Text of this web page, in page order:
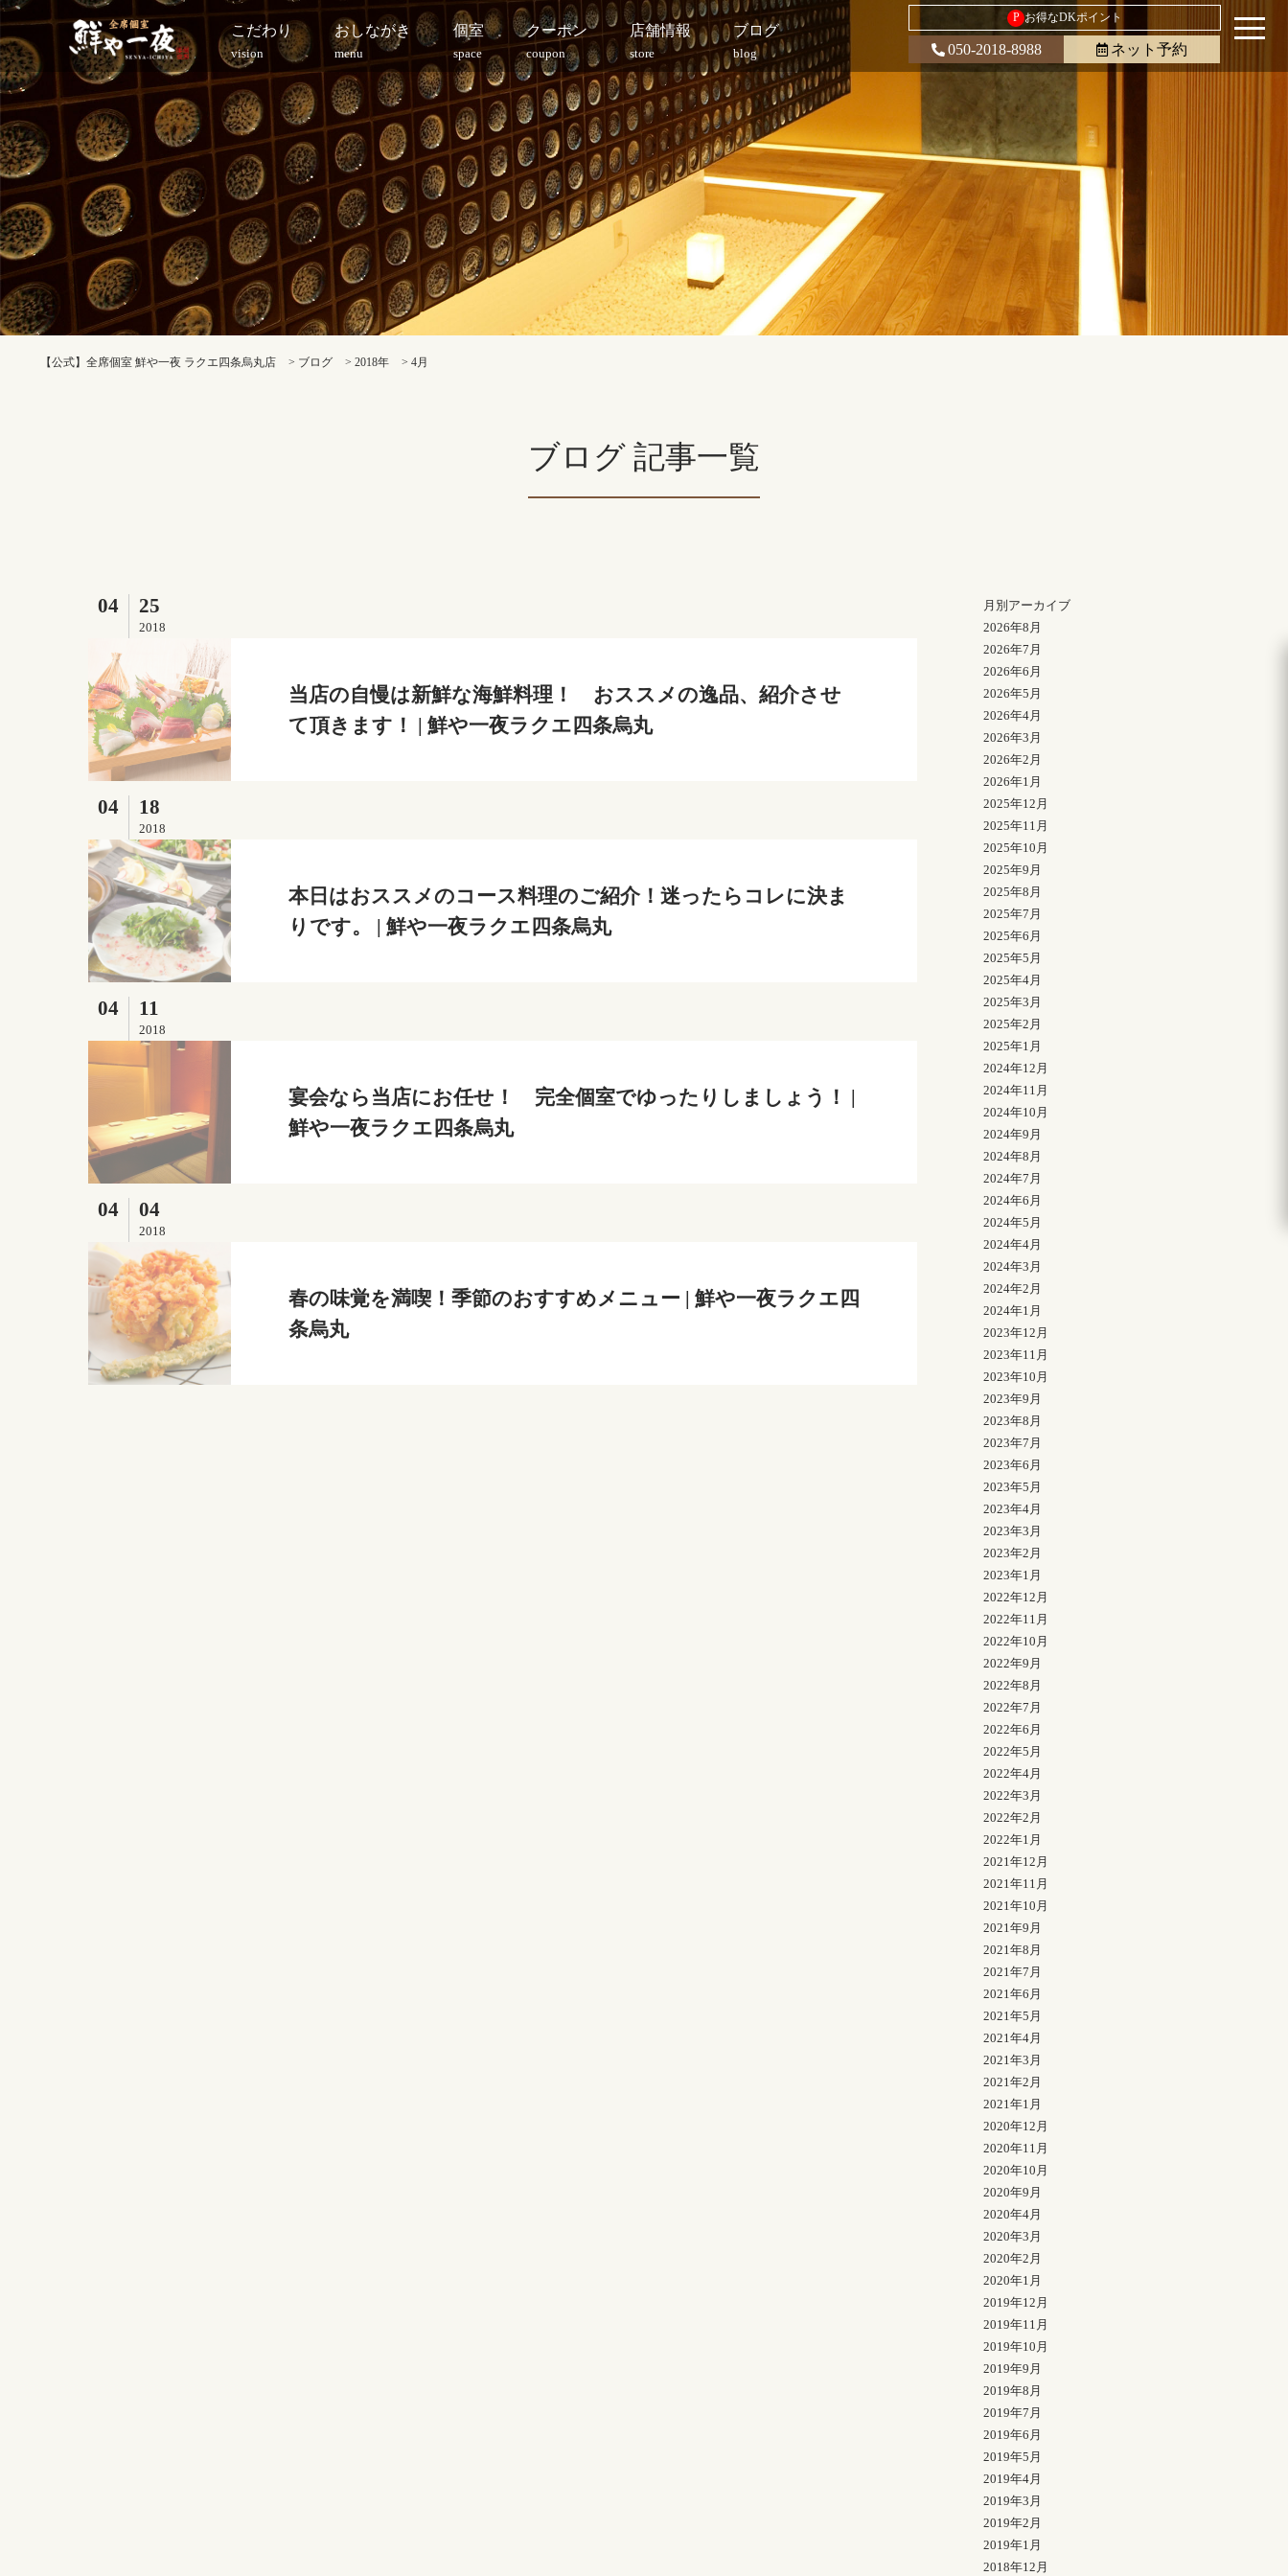
こだわり
vision
おしながき
menu
個室
space
クーポン
coupon
店舗情報
store
ブログ
blog
P お得なDKポイント
050-2018-8988 ネット予約
【公式】全席個室 鮮や一夜 ラクエ四条烏丸店 > ブログ > 2018年 > 4月
ブログ 記事一覧
04 25
2018
当店の自慢は新鮮な海鮮料理！ おススメの逸品、紹介させ
て頂きます！ | 鮮や一夜ラクエ四条烏丸
04 18
2018
本日はおススメのコース料理のご紹介！迷ったらコレに決ま
りです。 | 鮮や一夜ラクエ四条烏丸
04 11
2018
宴会なら当店にお任せ！ 完全個室でゆったりしましょう！ |
鮮や一夜ラクエ四条烏丸
04 04
2018
春の味覚を満喫！季節のおすすめメニュー | 鮮や一夜ラクエ四
条烏丸
月別アーカイブ
2026年8月
2026年7月
2026年6月
2026年5月
2026年4月
2026年3月
2026年2月
2026年1月
2025年12月
2025年11月
2025年10月
2025年9月
2025年8月
2025年7月
2025年6月
2025年5月
2025年4月
2025年3月
2025年2月
2025年1月
2024年12月
2024年11月
2024年10月
2024年9月
2024年8月
2024年7月
2024年6月
2024年5月
2024年4月
2024年3月
2024年2月
2024年1月
2023年12月
2023年11月
2023年10月
2023年9月
2023年8月
2023年7月
2023年6月
2023年5月
2023年4月
2023年3月
2023年2月
2023年1月
2022年12月
2022年11月
2022年10月
2022年9月
2022年8月
2022年7月
2022年6月
2022年5月
2022年4月
2022年3月
2022年2月
2022年1月
2021年12月
2021年11月
2021年10月
2021年9月
2021年8月
2021年7月
2021年6月
2021年5月
2021年4月
2021年3月
2021年2月
2021年1月
2020年12月
2020年11月
2020年10月
2020年9月
2020年4月
2020年3月
2020年2月
2020年1月
2019年12月
2019年11月
2019年10月
2019年9月
2019年8月
2019年7月
2019年6月
2019年5月
2019年4月
2019年3月
2019年2月
2019年1月
2018年12月